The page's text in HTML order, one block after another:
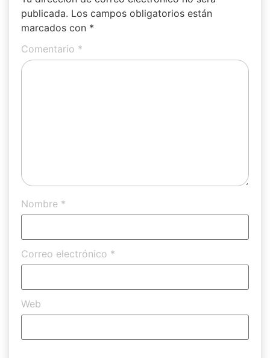
publicada. Los campos obligatorios están
marcados con *
Comentario *
Nombre *
Correo electrónico *
Web